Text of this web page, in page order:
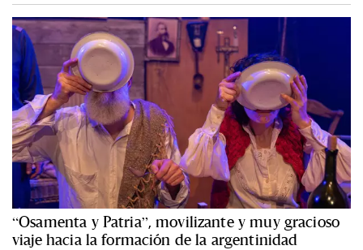
“Osamenta y Patria”, movilizante y muy gracioso
viaje hacia la formación de la argentinidad